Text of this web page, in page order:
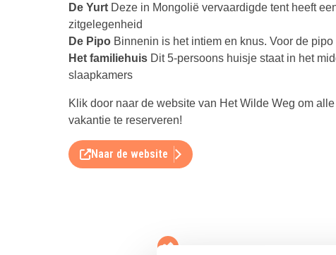
De Yurt Deze in Mongolië vervaardigde tent heeft
zitgelegenheid
De Pipo Binnenin is het intiem en knus. Voor de
Het familiehuis Dit 5-persoons huisje staat in het
slaapkamers
Klik door naar de website van Het Wilde Weg om
vakantie te reserveren!
Naar de website